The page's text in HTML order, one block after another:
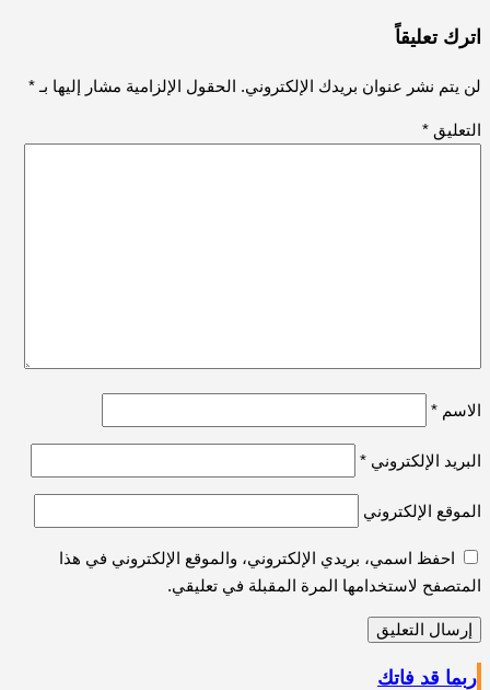
اترك تعليقاً
لن يتم نشر عنوان بريدك الإلكتروني. الحقول الإلزامية مشار إليها بـ*
التعليق *
الاسم *
البريد الإلكتروني *
الموقع الإلكتروني
احفظ اسمي، بريدي الإلكتروني، والموقع الإلكتروني في هذا
المتصفح لاستخدامها المرة المقبلة في تعليقي.
ربما قد فاتك